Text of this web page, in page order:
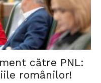
către PNL:
românilor!